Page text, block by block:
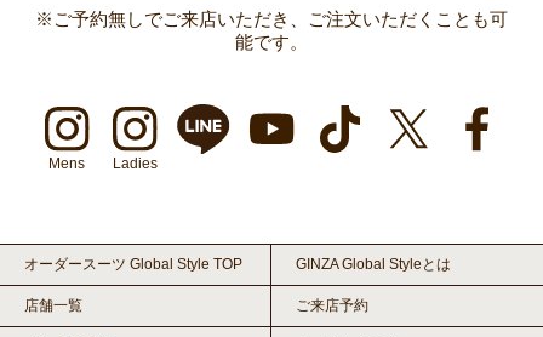
※ご予約無しでご来店いただき、ご注文いただくことも可
能です。
Mens Ladies
オーダースーツ Global Style TOP GINZA Global Styleとは
店舗一覧 ご来店予約